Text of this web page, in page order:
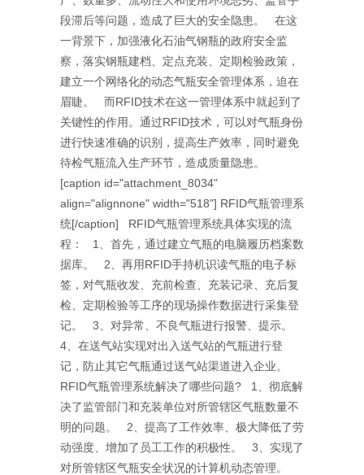
段滞后等问题，造成了巨大的安全隐患。 在这
一背景下，加强液化石油气钢瓶的政府安全监
察，落实钢瓶建档、定点充装、定期检验政策，
建立一个网络化的动态气瓶安全管理体系，迫在
眉睫。 而RFID技术在这一管理体系中就起到了
关键性的作用。通过RFID技术，可以对气瓶身份
进行快速准确的识别，提高生产效率，同时避免
待检气瓶流入生产环节，造成质量隐患。
[caption id="attachment_8034"
align="alignnone" width="518"] RFID气瓶管理系
统[/caption] RFID气瓶管理系统具体实现的流
程： 1、首先，通过建立气瓶的电脑履历档案数
据库。 2、再用RFID手持机识读气瓶的电子标
签，对气瓶收发、充前检查、充装记录、充后复
检、定期检验等工序的现场操作数据进行采集登
记。 3、对异常、不良气瓶进行报警、提示。
4、在送气站实现对出入送气站的气瓶进行登
记，防止其它气瓶通过送气站渠道进入企业。
RFID气瓶管理系统解决了哪些问题? 1、彻底解
决了监管部门和充装单位对所管辖区气瓶数量不
明的问题。 2、提高了工作效率、极大降低了劳
动强度、增加了员工工作的积极性。 3、实现了
对所管辖区气瓶安全状况的计算机动态管理。